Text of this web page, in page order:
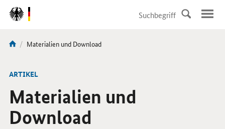
DirektZu:
Navigation
Sie
hier:
Aktuelle
Materialien und Download
ARTIKEL
Materialien und
Download